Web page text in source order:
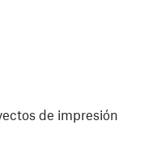
de impresión